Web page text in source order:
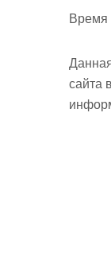
Время
сайта